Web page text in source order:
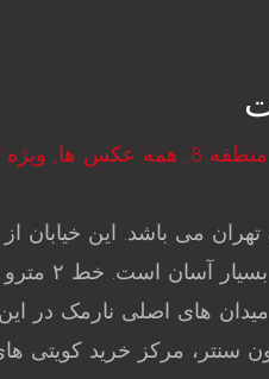
منطقه 8 , همه عکس ها, ویژه
می باشد. این
های اصلی نارمک در این
سنتر، مرکز خرید کویتی